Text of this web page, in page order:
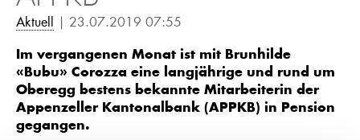
Aktuell | 23.07.2019 07:55
Im vergangenen Monat ist mit Brunhilde
«Bubu» Corozza eine langjährige und rund um
Oberegg bestens bekannte Mitarbeiterin der
Appenzeller Kantonalbank (APPKB) in Pension
gegangen.